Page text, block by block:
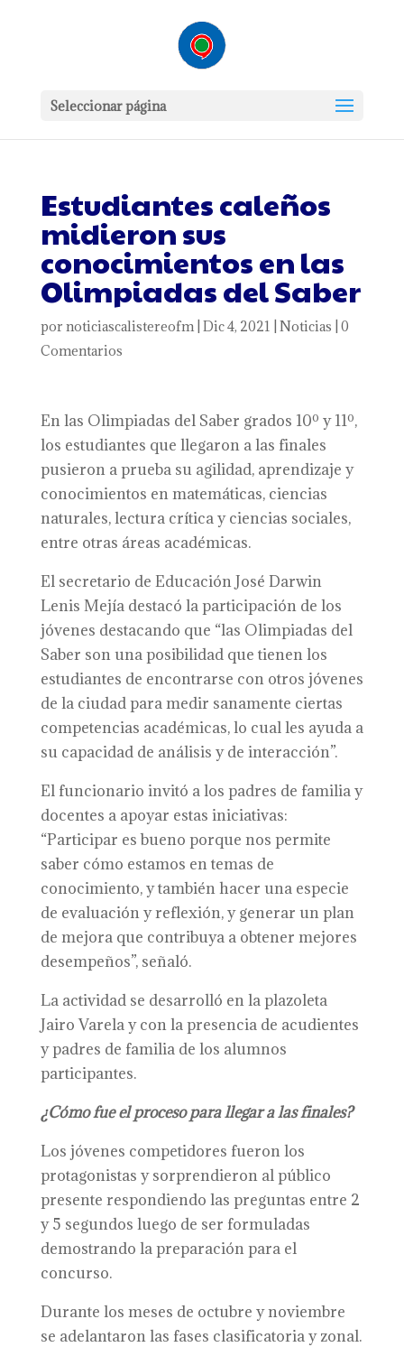
Seleccionar página
Estudiantes caleños
midieron sus
conocimientos en las
Olimpiadas del Saber
por noticiascalistereofm| Dic 4, 2021 Noticias 0
Comentarios
En las Olimpiadas del Saber grados 10º y 11º,
los estudiantes que llegaron a las finales
pusieron a prueba su agilidad, aprendizaje y
conocimientos en matemáticas, ciencias
naturales, lectura crítica y ciencias sociales,
entre otras áreas académicas.
El secretario de Educación José Darwin
Lenis Mejía destacó la participación de los
jóvenes destacando que “las Olimpiadas del
Saber son una posibilidad que tienen los
estudiantes de encontrarse con otros jóvenes
de la ciudad para medir sanamente ciertas
competencias académicas, lo cual les ayuda a
su capacidad de análisis y de interacción”.
El funcionario invitó a los padres de familia y
docentes a apoyar estas iniciativas:
“Participar es bueno porque nos permite
saber cómo estamos en temas de
conocimiento, y también hacer una especie
de evaluación y reflexión, y generar un plan
de mejora que contribuya a obtener mejores
desempeños”, señaló.
La actividad se desarrolló en la plazoleta
Jairo Varela y con la presencia de acudientes
y padres de familia de los alumnos
participantes.
¿Cómo fue el proceso para llegar a las finales?
Los jóvenes competidores fueron los
protagonistas y sorprendieron al público
presente respondiendo las preguntas entre 2
y 5 segundos luego de ser formuladas
demostrando la preparación para el
concurso.
Durante los meses de octubre y noviembre
se adelantaron las fases clasificatoria y zonal.